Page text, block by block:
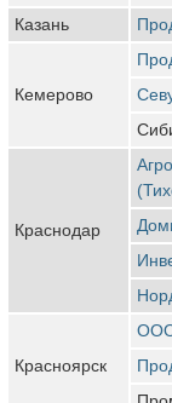
Казань
Кемерово
Краснодар
Красноярск
ООО